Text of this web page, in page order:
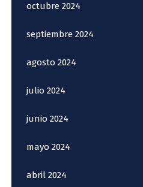
octubre 2024
septiembre 2024
agosto 2024
julio 2024
junio 2024
mayo 2024
abril 2024